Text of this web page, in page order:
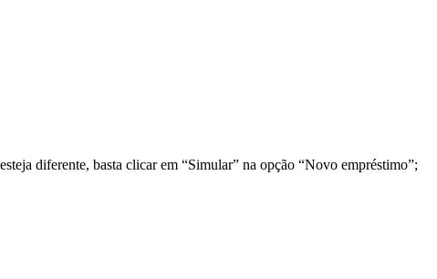
diferente, basta clicar em “Simular” na opção “Novo empréstimo”;